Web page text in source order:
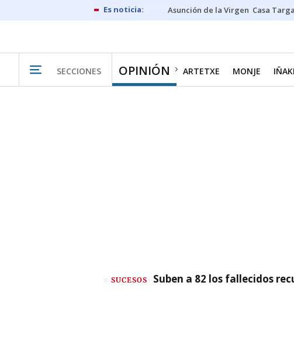
Asunción de la Virgen Casa
SECCIONES OPINIÓN ARTETXE MONJE
SUCESOS Suben a 82 los fallecidos